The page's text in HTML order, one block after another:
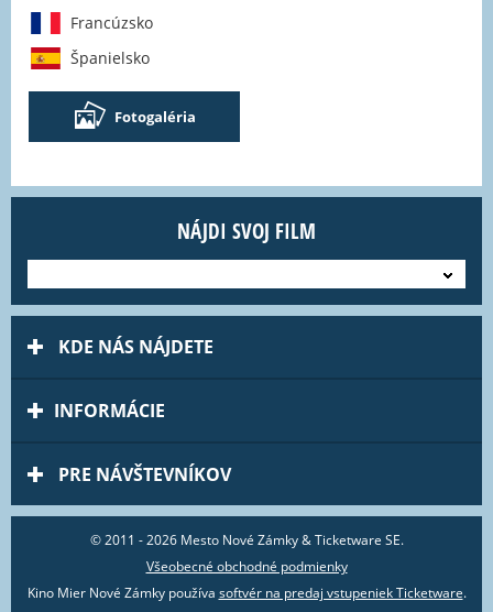
Francúzsko
Španielsko
Fotogaléria
NÁJDI SVOJ FILM
KDE NÁS NÁJDETE
INFORMÁCIE
PRE NÁVŠTEVNÍKOV
© 2011 - 2026 Mesto Nové Zámky & Ticketware SE.
Všeobecné obchodné podmienky
Kino Mier Nové Zámky používa softvér na predaj vstupeniek Ticketware.